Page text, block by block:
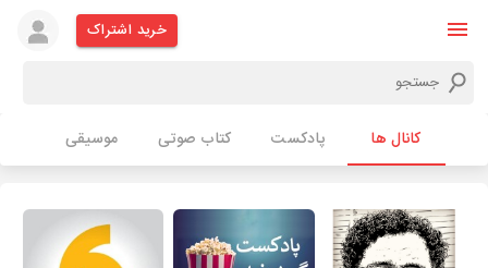
خرید اشتراک
کانال ها پادکست کتاب صوتی موسیقی